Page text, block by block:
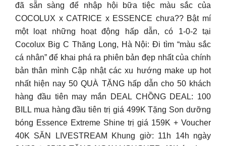
đã sẵn sàng để nhập hội bữa tiệc màu sắc của
COCOLUX x CATRICE x ESSENCE chưa?? Bật mí
một loạt những hoạt động hấp dẫn, có 1-0-2 tại
Cocolux Big C Thăng Long, Hà Nội: Đi tìm “màu sắc
cá nhân” để khai phá ra phiên bản đẹp nhất của chính
bản thân mình Cập nhật các xu hướng make up hot
nhất hiện nay 50 QUÀ TẶNG hấp dẫn cho 50 khách
hàng đầu tiên may mắn DEAL CHỒNG DEAL: 100
BILL mua hàng đầu tiên trị giá 499K Tặng Son dưỡng
bóng Essence Extreme Shine trị giá 159K + Voucher
40K SĂN LIVESTREAM Khung giờ: 11h 14h ngày